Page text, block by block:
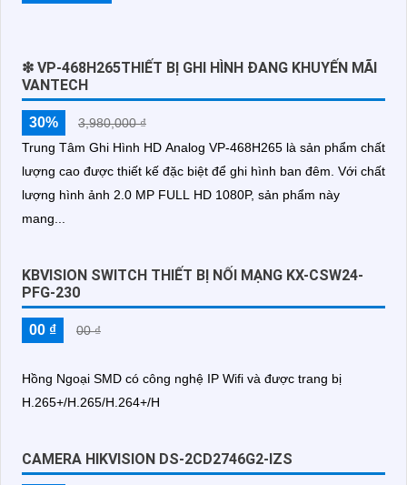
❇ VP-468H265THIẾT BỊ GHI HÌNH ĐANG KHUYẾN MÃI
VANTECH
30%
3,980,000 ₫
Trung Tâm Ghi Hình HD Analog VP-468H265 là sản phẩm chất
lượng cao được thiết kế đặc biệt để ghi hình ban đêm. Với chất
lượng hình ảnh 2.0 MP FULL HD 1080P, sản phẩm này
mang...
KBVISION SWITCH THIẾT BỊ NỐI MẠNG KX-CSW24-
PFG-230
00 ₫ 00 ₫
Hồng Ngoại SMD có công nghệ IP Wifi và được trang bị
H.265+/H.265/H.264+/H
CAMERA HIKVISION DS-2CD2746G2-IZS